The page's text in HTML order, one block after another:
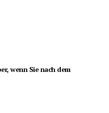
wenn Sie nach dem